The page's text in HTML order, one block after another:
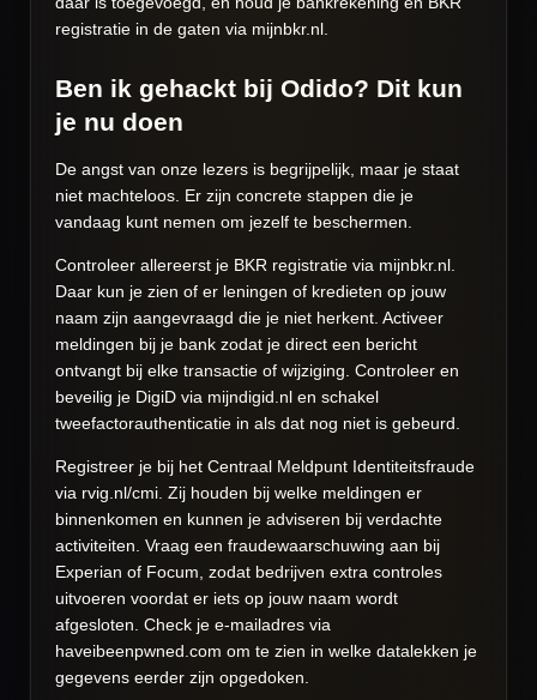
registratie in de gaten via mijnbkr.nl.
Ben ik gehackt bij Odido? Dit kun
je nu doen
De angst van onze lezers is begrijpelijk, maar je staat
niet machteloos. Er zijn concrete stappen die je
vandaag kunt nemen om jezelf te beschermen.
Controleer allereerst je BKR registratie via mijnbkr.nl.
Daar kun je zien of er leningen of kredieten op jouw
naam zijn aangevraagd die je niet herkent. Activeer
meldingen bij je bank zodat je direct een bericht
ontvangt bij elke transactie of wijziging. Controleer en
beveilig je DigiD via mijndigid.nl en schakel
tweefactorauthenticatie in als dat nog niet is gebeurd.
Registreer je bij het Centraal Meldpunt Identiteitsfraude
via rvig.nl/cmi. Zij houden bij welke meldingen er
binnenkomen en kunnen je adviseren bij verdachte
activiteiten. Vraag een fraudewaarschuwing aan bij
Experian of Focum, zodat bedrijven extra controles
uitvoeren voordat er iets op jouw naam wordt
afgesloten. Check je e-mailadres via
haveibeenpwned.com om te zien in welke datalekken je
gegevens eerder zijn opgedoken.